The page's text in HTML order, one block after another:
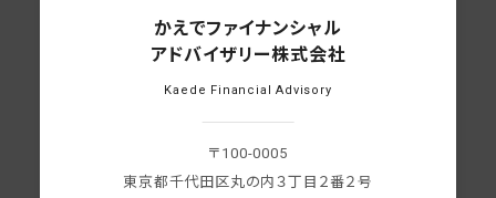
かえでファイナンシャル
アドバイザリー株式会社
Kaede Financial Advisory
〒100-0005
東京都千代田区丸の内３丁目２番２号